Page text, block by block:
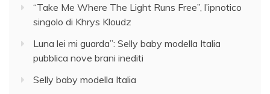
“Take Me Where The Light Runs Free”, l’ipnotico
singolo di Khrys Kloudz
Luna lei mi guarda”: Selly baby modella Italia
pubblica nove brani inediti
Selly baby modella Italia